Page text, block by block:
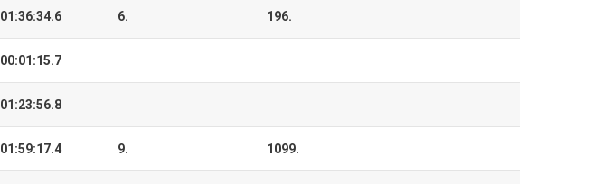
01:36:34.6 6. 196.
00:01:15.7
01:23:56.8
01:59:17.4 9. 1099.